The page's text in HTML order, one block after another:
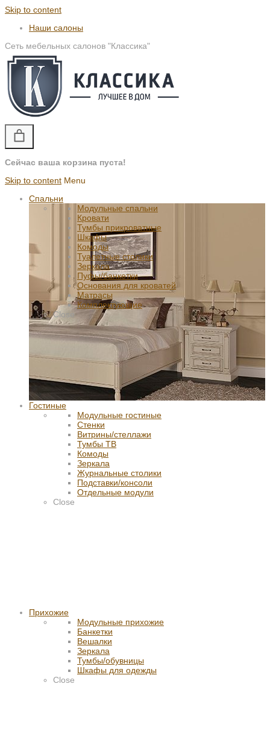
Skip to content
Наши салоны
Сеть мебельных салонов "Классика"
Сейчас ваша корзина пуста!
Skip to content Menu
Спальни
Модульные спальни
Кровати
Тумбы прикроватные
Шкафы
Комоды
Туалетные столики
Зеркала
Пуфы/банкетки
Основания для кроватей
Матрасы
Комплектующие
Close
Гостиные
Модульные гостиные
Стенки
Витрины/стеллажи
Тумбы ТВ
Комоды
Зеркала
Журнальные столики
Подставки/консоли
Отдельные модули
Close
Прихожие
Модульные прихожие
Банкетки
Вешалки
Зеркала
Тумбы/обувницы
Шкафы для одежды
Close